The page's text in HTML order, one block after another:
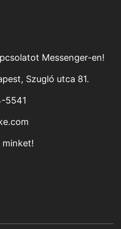
Messenger-en!
Szugló utca 81.
5541
minket!